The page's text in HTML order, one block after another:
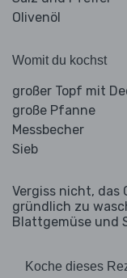
Olivenöl
Womit du kochst
großer Topf mit
große Pfanne
Messbecher
Sieb
Vergiss nicht, das
gründlich zu
Blattgemüse und
Koche dieses